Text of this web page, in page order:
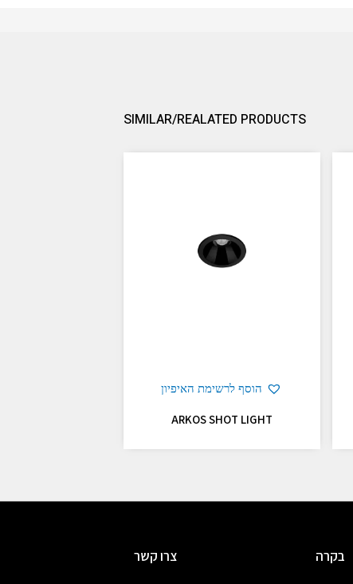
SIMILAR/REALATED PRODUCTS
הוסף לרשימת האיפיון
ARKOS SHOT LIGHT
בקרה צרו קשר